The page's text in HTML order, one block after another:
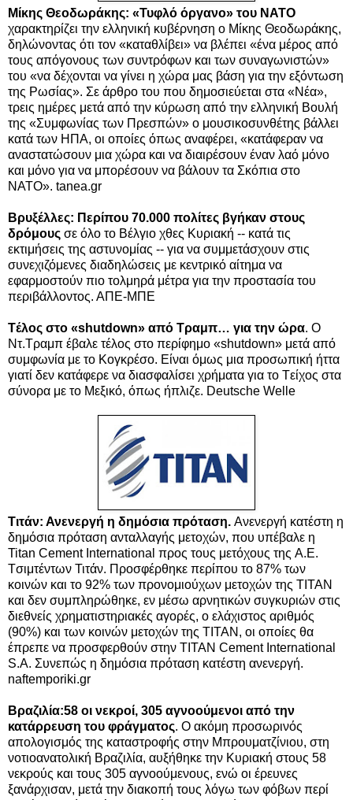
Μίκης Θεοδωράκης: «Τυφλό όργανο» του ΝΑΤΟ
χαρακτηρίζει την ελληνική κυβέρνηση ο Μίκης Θεοδωράκης,
δηλώνοντας ότι τον «καταθλίβει» να βλέπει «ένα μέρος από
τους απόγονους των συντρόφων και των συναγωνιστών»
του «να δέχονται να γίνει η χώρα μας βάση για την εξόντωση
της Ρωσίας». Σε άρθρο του που δημοσιεύεται στα «Νέα»,
τρεις ημέρες μετά από την κύρωση από την ελληνική Βουλή
της «Συμφωνίας των Πρεσπών» ο μουσικοσυνθέτης βάλλει
κατά των ΗΠΑ, οι οποίες όπως αναφέρει, «κατάφεραν να
αναστατώσουν μια χώρα και να διαιρέσουν έναν λαό μόνο
και μόνο για να μπορέσουν να βάλουν τα Σκόπια στο
ΝΑΤΟ». tanea.gr
Βρυξέλλες: Περίπου 70.000 πολίτες βγήκαν στους
δρόμους σε όλο το Βέλγιο χθες Κυριακή -- κατά τις
εκτιμήσεις της αστυνομίας -- για να συμμετάσχουν στις
συνεχιζόμενες διαδηλώσεις με κεντρικό αίτημα να
εφαρμοστούν πιο τολμηρά μέτρα για την προστασία του
περιβάλλοντος. ΑΠΕ-ΜΠΕ
Tέλος στο «shutdown» από Τραμπ… για την ώρα. Ο
Ντ.Τραμπ έβαλε τέλος στο περίφημο «shutdown» μετά από
συμφωνία με το Κογκρέσο. Είναι όμως μια προσωπική ήττα
γιατί δεν κατάφερε να διασφαλίσει χρήματα για το Tείχος στα
σύνορα με το Μεξικό, όπως ήπλιζε. Deutsche Welle
Τιτάν: Ανενεργή η δημόσια πρόταση. Ανενεργή κατέστη η
δημόσια πρόταση ανταλλαγής μετοχών, που υπέβαλε η
Titan Cement International προς τους μετόχους της A.E.
Tσιμτέντων Τιτάν. Προσφέρθηκε περίπου το 87% των
κοινών και το 92% των προνομιούχων μετοχών της ΤΙΤΑΝ
και δεν συμπληρώθηκε, εν μέσω αρνητικών συγκυριών στις
διεθνείς χρηματιστηριακές αγορές, ο ελάχιστος αριθμός
(90%) και των κοινών μετοχών της ΤΙΤΑΝ, οι οποίες θα
έπρεπε να προσφερθούν στην TITAN Cement International
S.A. Συνεπώς η δημόσια πρόταση κατέστη ανενεργή.
naftemporiki.gr
Βραζιλία:58 οι νεκροί, 305 αγνοούμενοι από την
κατάρρευση του φράγματος. Ο ακόμη προσωρινός
απολογισμός της καταστροφής στην Μπρουματζίνιου, στη
νοτιοανατολική Βραζιλία, αυξήθηκε την Κυριακή στους 58
νεκρούς και τους 305 αγνοούμενους, ενώ οι έρευνες
ξανάρχισαν, μετά την διακοπή τους λόγω των φόβων περί